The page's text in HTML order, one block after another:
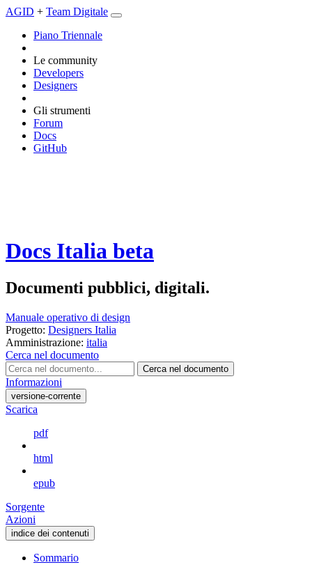
AGID + Team Digitale
Piano Triennale
Le community
Developers
Designers
Gli strumenti
Forum
Docs
GitHub
Docs Italia beta
Documenti pubblici, digitali.
Manuale operativo di design
Progetto: Designers Italia
Amministrazione: italia
Cerca nel documento
Cerca nel documento
Informazioni
versione-corrente
Scarica
pdf
html
epub
Sorgente
Azioni
indice dei contenuti
Sommario